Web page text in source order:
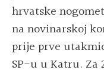
hrvatske
na novinarskoj
prije prve
SP-u u Katru. Za